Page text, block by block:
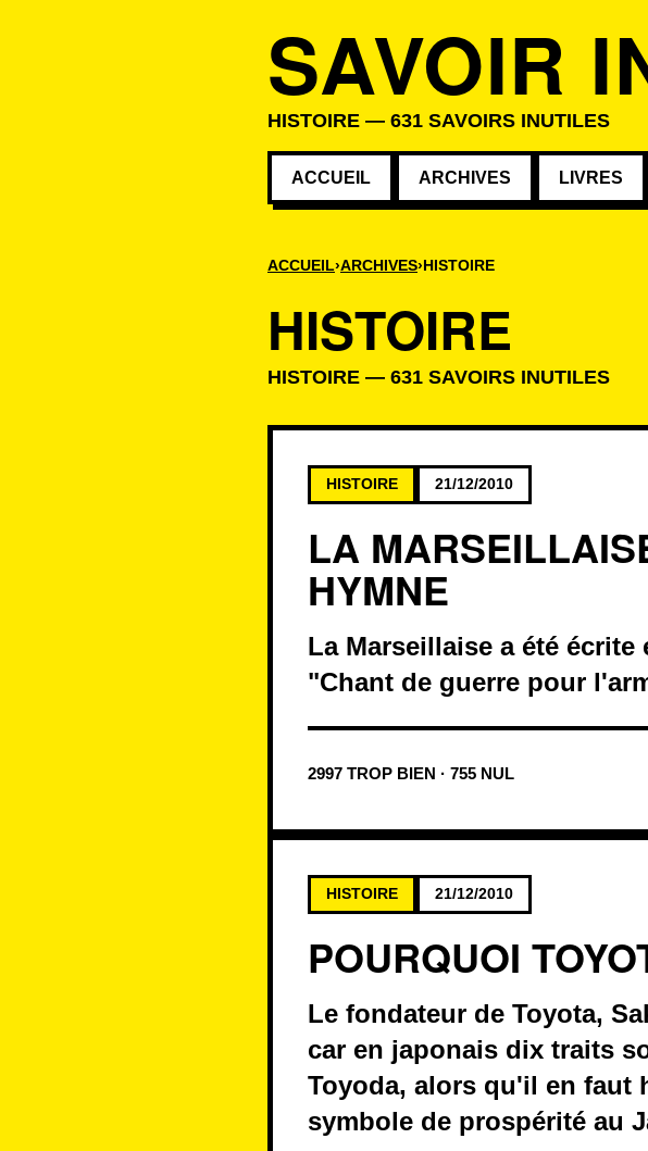
SAVOIR
HISTOIRE — 631 SAVOIRS INUTILES
ACCUEIL ARCHIVES LIVRES
ACCUEIL ARCHIVES HISTOIRE
HISTOIRE
HISTOIRE — 631 SAVOIRS INUTILES
Savoirs de la catégorie
HISTOIRE 21/12/2010
LA
HYMNE
La Marseillaise a été
"Chant de guerre pour
2997 TROP BIEN · 755 NUL
HISTOIRE 21/12/2010
POURQUOI
Le fondateur de Toyota,
car en japonais dix traits
Toyoda, alors qu'il en faut
symbole de prospérité au